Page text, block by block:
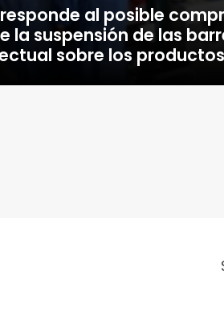
responde al posible
la suspensión de las
sobre los